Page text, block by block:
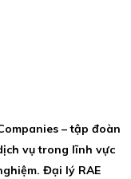
– tập đoàn
vụ trong lĩnh vực
Đại lý RAE